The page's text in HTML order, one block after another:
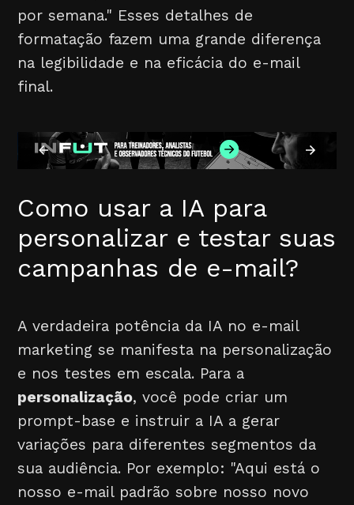
por semana." Esses detalhes de
formatação fazem uma grande diferença
na legibilidade e na eficácia do e-mail
final.
Como usar a IA para
personalizar e testar suas
campanhas de e-mail?
A verdadeira potência da IA no e-mail
marketing se manifesta na personalização
e nos testes em escala. Para a
personalização, você pode criar um
prompt-base e instruir a IA a gerar
variações para diferentes segmentos da
sua audiência. Por exemplo: "Aqui está o
nosso e-mail padrão sobre nosso novo